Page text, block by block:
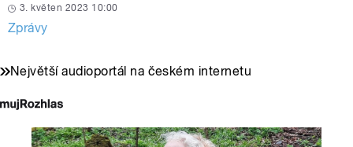
3. květen 2023 10:00
Zprávy
Největší audioportál na českém internetu